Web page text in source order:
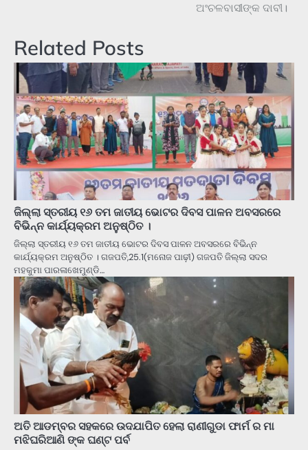
ଅଂଚଳବାସୀଙ୍କ ଦାବୀ।
Related Posts
ଜିଲ୍ଲା ସ୍ତରୀୟ ୧୬ ତମ ଜାତୀୟ ଭୋଟର ଦିବସ ପାଳନ ଅବସରରେ
ବିଭିନ୍ନ କାର୍ଯ୍ୟକ୍ରମ ଅନୁଷ୍ଠିତ ।
ଜିଲ୍ଲା ସ୍ତରୀୟ ୧୬ ତମ ଜାତୀୟ ଭୋଟର ଦିବସ ପାଳନ ଅବସରରେ ବିଭିନ୍ନ
କାର୍ଯ୍ୟକ୍ରମ ଅନୁଷ୍ଠିତ । ଗଜପତି,25.1(ମନୋଜ ପାଢ଼ୀ) ଗଜପତି ଜିଲ୍ଲା ସଦର
ମହକୁମା ପାରଳାଖେମୁଣ୍ଡି…
ଅତି ଆଡମ୍ବର ସହକରେ ଉଦଯାପିତ ହେଲା ରାଣୀଗୁଡା ଫାର୍ମ ର ମା
ମଝିଘରିଆଣି ଙ୍କ ଘଣ୍ଟ ପର୍ବ